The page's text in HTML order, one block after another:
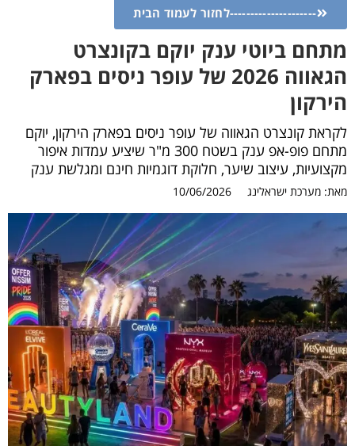
---------------------לחזור לעמוד הבית
מתחם ביוטי ענק יוקם בקונצרט
הגאווה 2026 של עופר ניסים בפארק
הירקון
לקראת קונצרט הגאווה של עופר ניסים בפארק הירקון, יוקם
מתחם פופ-אפ ענק בשטח 300 מ"ר שיציע עמדות איפור
מקצועיות, עיצוב שיער, חלוקת דוגמיות חינם ומגלשת ענק
מאת: מערכת ישראלינג 10/06/2026